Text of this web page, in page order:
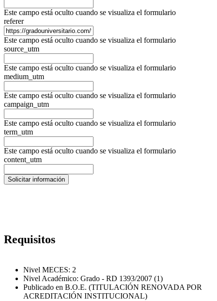
Este campo está oculto cuando se visualiza el formulario
referer
Este campo está oculto cuando se visualiza el formulario
source_utm
Este campo está oculto cuando se visualiza el formulario
medium_utm
Este campo está oculto cuando se visualiza el formulario
campaign_utm
Este campo está oculto cuando se visualiza el formulario
term_utm
Este campo está oculto cuando se visualiza el formulario
content_utm
Requisitos
Nivel MECES: 2
Nivel Académico: Grado - RD 1393/2007 (1)
Publicado en B.O.E. (TITULACIÓN RENOVADA POR
ACREDITACIÓN INSTITUCIONAL)